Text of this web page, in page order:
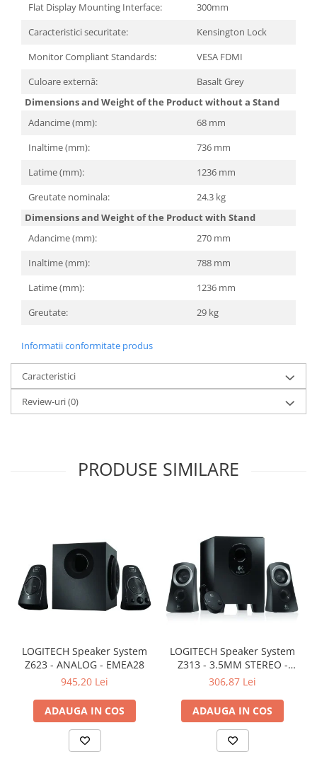
Flat Display Mounting Interface:
300mm
Caracteristici securitate:
Kensington Lock
Monitor Compliant Standards:
VESA FDMI
Culoare externă:
Basalt Grey
Dimensions and Weight of the Product without a Stand
Adancime (mm):
68 mm
Inaltime (mm):
736 mm
Latime (mm):
1236 mm
Greutate nominala:
24.3 kg
Dimensions and Weight of the Product with Stand
Adancime (mm):
270 mm
Inaltime (mm):
788 mm
Latime (mm):
1236 mm
Greutate:
29 kg
Informatii conformitate produs
Caracteristici
Review-uri(0)
PRODUSE SIMILARE
LOGITECH Speaker System
Z623 - ANALOG - EMEA28
945,20 Lei
ADAUGA IN COS
LOGITECH Speaker System
Z313 - 3.5MM STEREO -
EMEA
306,87 Lei
ADAUGA IN COS